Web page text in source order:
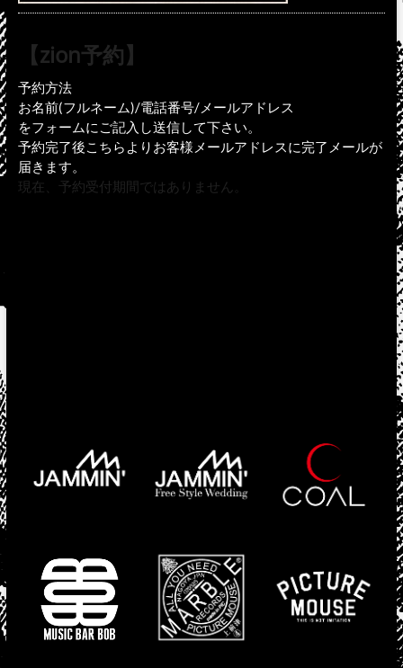
【zion予約】
予約方法
お名前(フルネーム)/電話番号/メールアドレス
をフォームにご記入し送信して下さい。
予約完了後こちらよりお客様メールアドレスに完了メールが
届きます。
現在、予約受付期間ではありません。